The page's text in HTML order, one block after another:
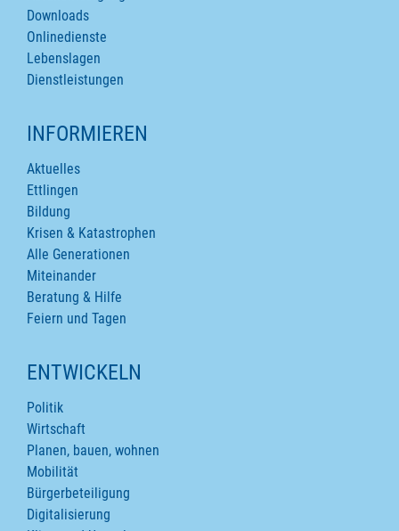
Downloads
Onlinedienste
Lebenslagen
Dienstleistungen
INFORMIEREN
Aktuelles
Ettlingen
Bildung
Krisen & Katastrophen
Alle Generationen
Miteinander
Beratung & Hilfe
Feiern und Tagen
ENTWICKELN
Politik
Wirtschaft
Planen, bauen, wohnen
Mobilität
Bürgerbeteiligung
Digitalisierung